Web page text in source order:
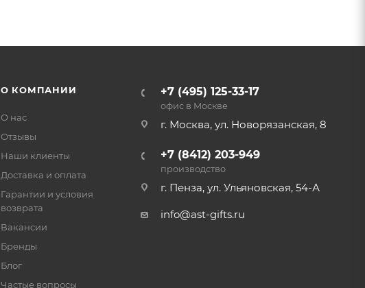
О КОМПАНИИ
О нас
Отзывы
Наши клиенты
Доставка и оплата
Гарантии и условия
возврата
Вакансии
Бренды
Блог
Частые вопросы
+7 (495) 125-33-17
офис в Москве
г. Москва, ул. Новорязанская, 8
+7 (8412) 203-949
производство
г. Пенза, ул. Ульяновская, 54-А
info@ast-gifts.ru